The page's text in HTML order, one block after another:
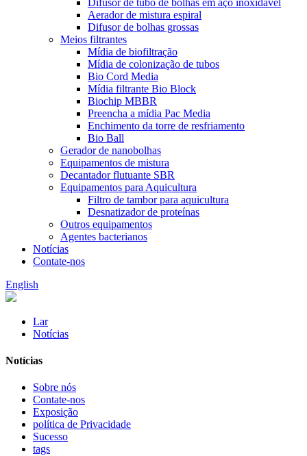
Aerador de mistura espiral
Difusor de bolhas grossas
Meios filtrantes
Mídia de biofiltração
Mídia de colonização de tubos
Bio Cord Media
Mídia filtrante Bio Block
Biochip MBBR
Preencha a mídia Pac Media
Enchimento da torre de resfriamento
Bio Ball
Gerador de nanobolhas
Equipamentos de mistura
Decantador flutuante SBR
Equipamentos para Aquicultura
Filtro de tambor para aquicultura
Desnatizador de proteínas
Outros equipamentos
Agentes bacterianos
Notícias
Contate-nos
English
Lar
Notícias
Notícias
Sobre nós
Contate-nos
Exposição
política de Privacidade
Sucesso
tags